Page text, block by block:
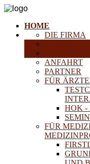
HOME
DIE FIRMA
ANFAHRT
PARTNER
FÜR
HOK -
FÜR